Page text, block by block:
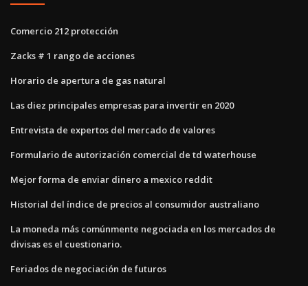
Comercio 212 protección
Zacks # 1 rango de acciones
Horario de apertura de gas natural
Las diez principales empresas para invertir en 2020
Entrevista de expertos del mercado de valores
Formulario de autorización comercial de td waterhouse
Mejor forma de enviar dinero a mexico reddit
Historial del índice de precios al consumidor australiano
La moneda más comúnmente negociada en los mercados de
divisas es el cuestionario.
Feriados de negociación de futuros